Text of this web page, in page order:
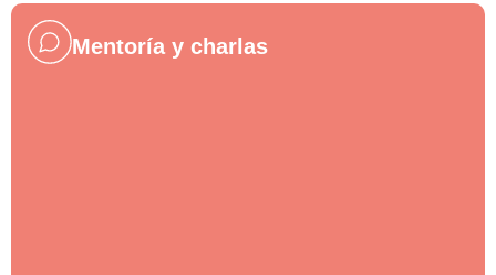
Mentoría y charlas